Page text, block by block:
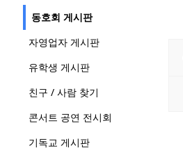
동호회 게시판
자영업자 게시판
유학생 게시판
친구 / 사람 찾기
콘서트 공연 전시회
기독교 게시판